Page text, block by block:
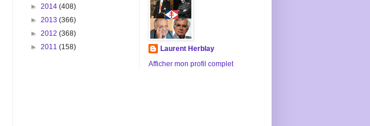
► 2014 (408)
► 2013 (366)
► 2012 (368)
► 2011 (158)
Laurent Herblay
Afficher mon profil complet